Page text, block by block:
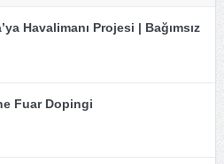
Havalimanı Projesi | Bağımsız
Fuar Dopingi